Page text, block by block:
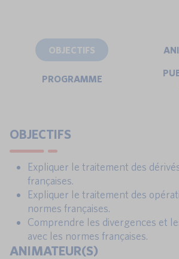
OBJECTIFS
PROGRAMME
OBJECTIFS
Expliquer le traitement des
françaises.
Expliquer le traitement des
normes françaises.
Comprendre les divergences et
avec les normes françaises.
ANIMATEUR(S)